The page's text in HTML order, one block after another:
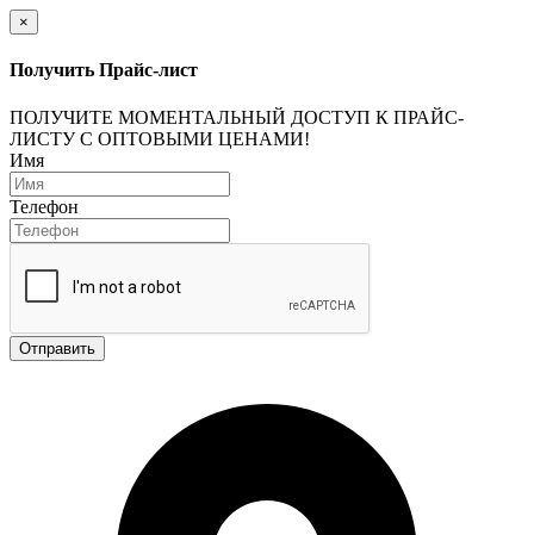
×
Получить Прайс-лист
ПОЛУЧИТЕ МОМЕНТАЛЬНЫЙ ДОСТУП К ПРАЙС-
ЛИСТУ С ОПТОВЫМИ ЦЕНАМИ!
Имя
Телефон
Отправить